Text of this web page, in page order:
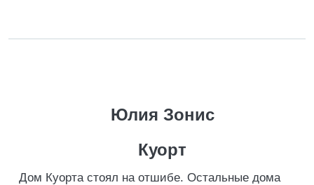
Юлия Зонис
Куорт
Дом Куорта стоял на отшибе. Остальные дома